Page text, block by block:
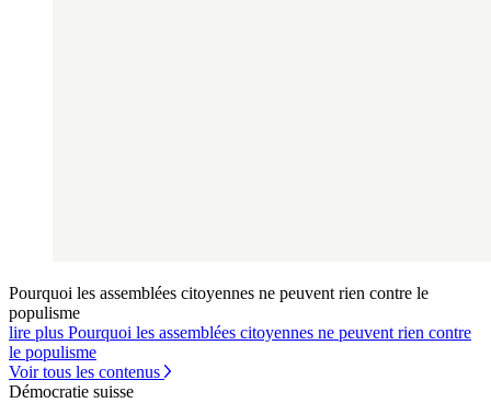
Pourquoi les assemblées citoyennes ne peuvent rien contre le
populisme
lire plus Pourquoi les assemblées citoyennes ne peuvent rien contre
le populisme
Voir tous les contenus
Démocratie suisse